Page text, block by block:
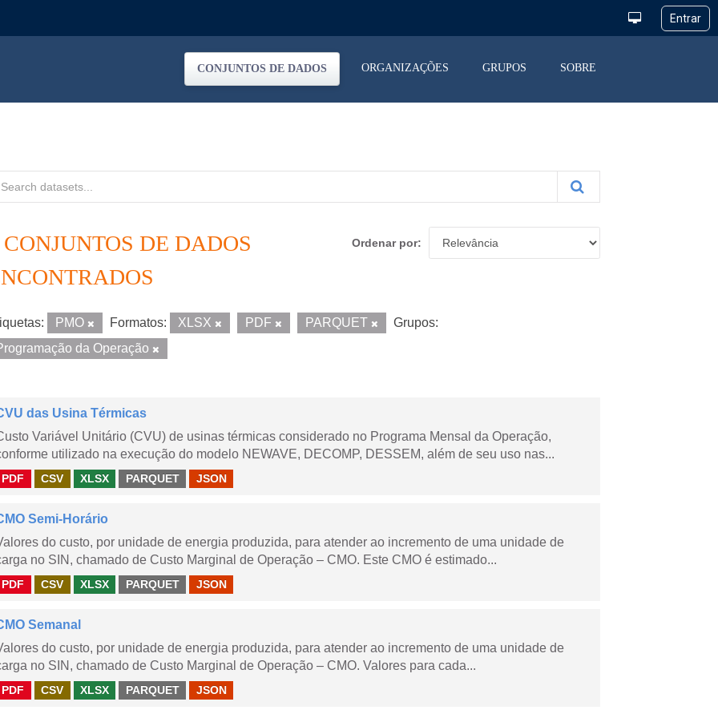
CONJUNTOS DE DADOS ORGANIZAÇÕES GRUPOS SOBRE
Ordenar por
CONJUNTOS DE DADOS
PMO Formatos: XLSX PDF PARQUET
Grupos:
da Operação
das Usina Térmicas
Variável Unitário (CVU) de usinas térmicas considerado no Programa Mensal da Operação,
utilizado na execução do modelo NEWAVE, DECOMP, DESSEM, além de seu uso nas...
PDF CSV XLSX PARQUET JSON
Semi-Horário
do custo, por unidade de energia produzida, para atender ao incremento de uma unidade de
no SIN, chamado de Custo Marginal de Operação – CMO. Este CMO é estimado...
PDF CSV XLSX PARQUET JSON
Semanal
do custo, por unidade de energia produzida, para atender ao incremento de uma unidade de
no SIN, chamado de Custo Marginal de Operação – CMO. Valores para cada...
PDF CSV XLSX PARQUET JSON